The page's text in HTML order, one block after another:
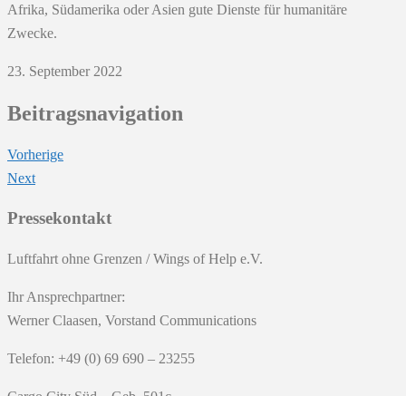
Afrika, Südamerika oder Asien gute Dienste für humanitäre
Zwecke.
23. September 2022
Beitragsnavigation
Vorherige
Next
Pressekontakt
Luftfahrt ohne Grenzen / Wings of Help e.V.
Ihr Ansprechpartner:
Werner Claasen, Vorstand Communications
Telefon: +49 (0) 69 690 – 23255